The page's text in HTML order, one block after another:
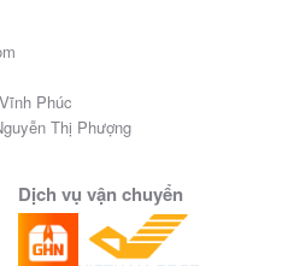
Phúc
Thị Phượng
Dịch vụ vận chuyển